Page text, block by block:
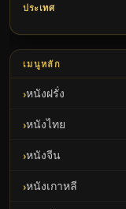
ประเทศ
เมนูหลัก
หนังฝรั่ง
หนังไทย
หนังจีน
หนังเกาหลี